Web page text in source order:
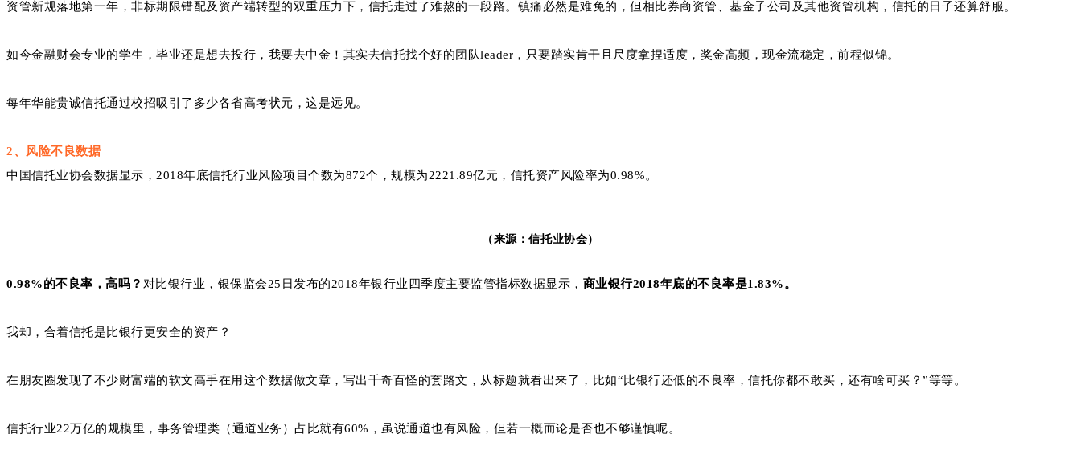
资管新规落地第一年，非标期限错配及资产端转型的双重压力下，信托走过了难熬的一段路。镇痛必然是难免的，但相比券商资管、基金子公司及其他资管机构，信托的日子还算舒服。
如今金融财会专业的学生，毕业还是想去投行，我要去中金！其实去信托找个好的团队leader，只要踏实肯干且尺度拿捏适度，奖金高频，现金流稳定，前程似锦。
每年华能贵诚信托通过校招吸引了多少各省高考状元，这是远见。
2、风险不良数据
中国信托业协会数据显示，2018年底信托行业风险项目个数为872个，规模为2221.89亿元，信托资产风险率为0.98%。
（来源：信托业协会）
0.98%的不良率，高吗？ 对比银行业，银保监会25日发布的2018年银行业四季度主要监管指标数据显示， 商业银行2018年底的不良率是1.83%。
我却，合着信托是比银行更安全的资产？
在朋友圈发现了不少财富端的软文高手在用这个数据做文章，写出千奇百怪的套路文，从标题就看出来了，比如“比银行还低的不良率，信托你都不敢买，还有啥可买？”等等。
信托行业22万亿的规模里，事务管理类（通道业务）占比就有60%，虽说通道也有风险，但若一概而论是否也不够谨慎呢。